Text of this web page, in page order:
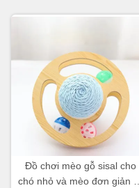
Đồ chơi mèo gỗ sisal cho
chó nhỏ và mèo đơn giản và